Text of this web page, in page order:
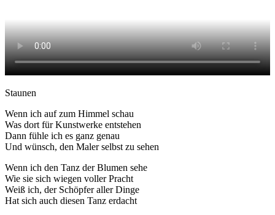
Staunen
Wenn ich auf zum Himmel schau
Was dort für Kunstwerke entstehen
Dann fühle ich es ganz genau
Und wünsch, den Maler selbst zu sehen
Wenn ich den Tanz der Blumen sehe
Wie sie sich wiegen voller Pracht
Weiß ich, der Schöpfer aller Dinge
Hat sich auch diesen Tanz erdacht